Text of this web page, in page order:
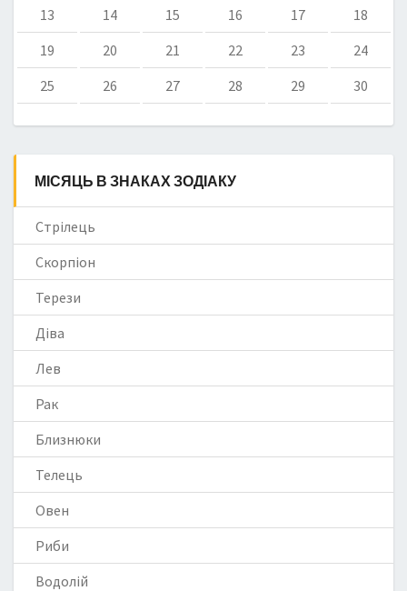
13
14 15 16 17
18
19
20 21 22 23
24
25
26 27 28 29 30
МІСЯЦЬ В ЗНАКАХ ЗОДІАКУ
Стрілець
Скорпіон
Терези
Діва
Лев
Рак
Близнюки
Телець
Овен
Риби
Водолій